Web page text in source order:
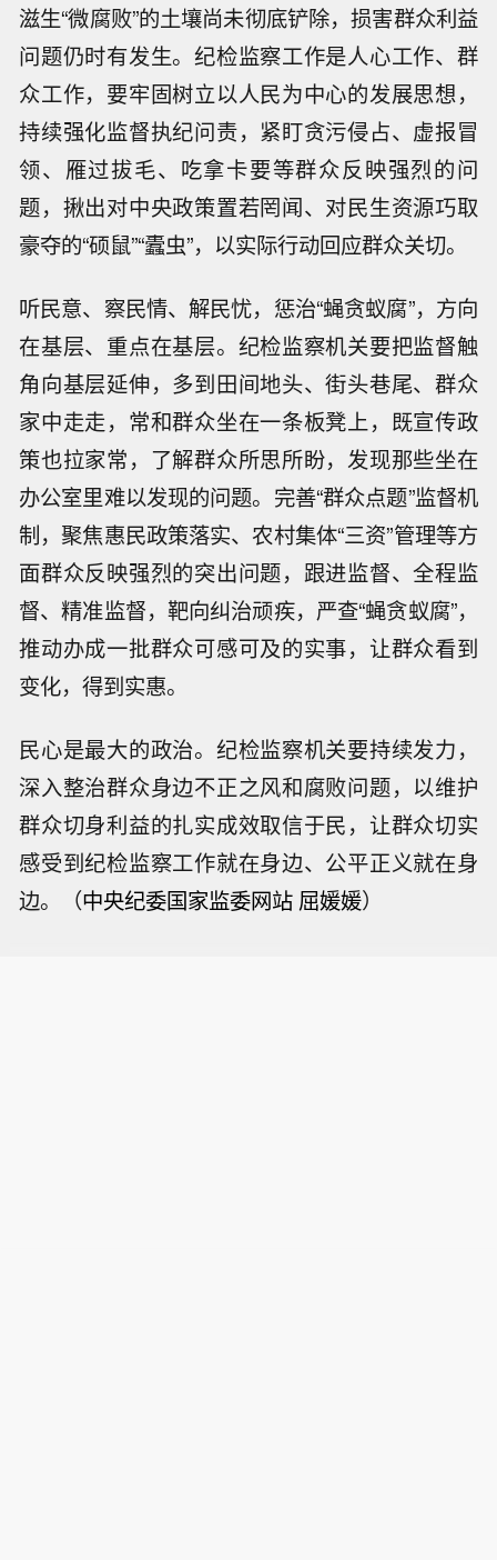
滋生“微腐败”的土壤尚未彻底铲除，损害群众利益
问题仍时有发生。纪检监察工作是人心工作、群
众工作，要牢固树立以人民为中心的发展思想，
持续强化监督执纪问责，紧盯贪污侵占、虚报冒
领、雁过拔毛、吃拿卡要等群众反映强烈的问
题，揪出对中央政策置若罔闻、对民生资源巧取
豪夺的“硕鼠”“蠹虫”，以实际行动回应群众关切。
听民意、察民情、解民忧，惩治“蝇贪蚁腐”，方向
在基层、重点在基层。纪检监察机关要把监督触
角向基层延伸，多到田间地头、街头巷尾、群众
家中走走，常和群众坐在一条板凳上，既宣传政
策也拉家常，了解群众所思所盼，发现那些坐在
办公室里难以发现的问题。完善“群众点题”监督机
制，聚焦惠民政策落实、农村集体“三资”管理等方
面群众反映强烈的突出问题，跟进监督、全程监
督、精准监督，靶向纠治顽疾，严查“蝇贪蚁腐”，
推动办成一批群众可感可及的实事，让群众看到
变化，得到实惠。
民心是最大的政治。纪检监察机关要持续发力，
深入整治群众身边不正之风和腐败问题，以维护
群众切身利益的扎实成效取信于民，让群众切实
感受到纪检监察工作就在身边、公平正义就在身
边。（中央纪委国家监委网站 屈媛媛）